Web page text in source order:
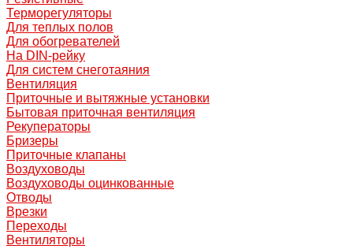
Терморегуляторы
Для теплых полов
Для обогревателей
На DIN-рейку
Для систем снеготаяния
Вентиляция
Приточные и вытяжные установки
Бытовая приточная вентиляция
Рекуператоры
Бризеры
Приточные клапаны
Воздуховоды
Воздуховоды оцинкованные
Отводы
Врезки
Переходы
Вентиляторы